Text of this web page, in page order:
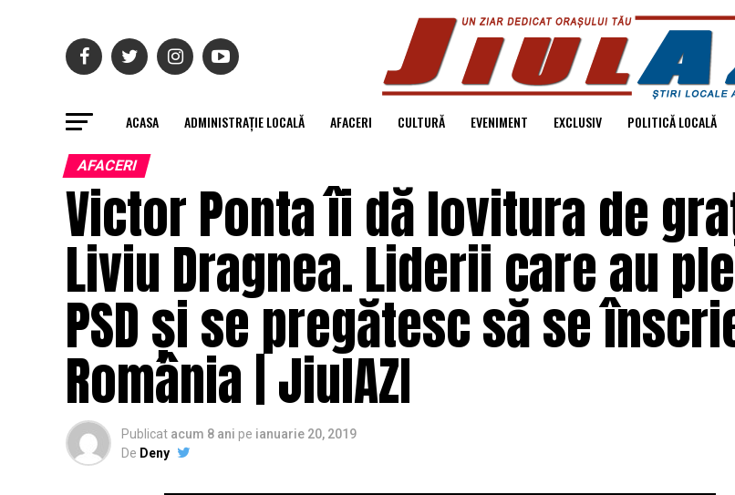
ACASA ADMINISTRAȚIE LOCALĂ AFACERI CULTURĂ EVENIMENT EXCLUSIV POLITICĂ LOCALĂ
AFACERI
Victor Ponta îi dă lovitura de
Liviu Dragnea. Liderii care au
PSD și se pregătesc să se
România | JiulAZI
Publicat acum 8 ani pe ianuarie 20, 2019
De Deny